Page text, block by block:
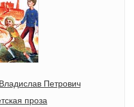
Петрович
проза